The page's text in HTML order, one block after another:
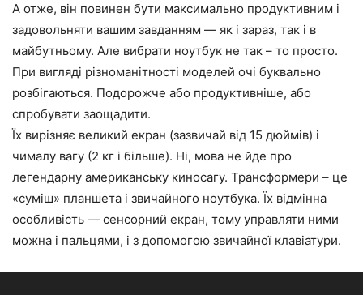
А отже, він повинен бути максимально продуктивним і
задовольняти вашим завданням — як і зараз, так і в
майбутньому. Але вибрати ноутбук не так – то просто.
При вигляді різноманітності моделей очі буквально
розбігаються. Подорожче або продуктивніше, або
спробувати заощадити.
Їх вирізняє великий екран (зазвичай від 15 дюймів) і
чималу вагу (2 кг і більше). Ні, мова не йде про
легендарну американську киносагу. Трансформери – це
«суміш» планшета і звичайного ноутбука. Їх відмінна
особливість — сенсорний екран, тому управляти ними
можна і пальцями, і з допомогою звичайної клавіатури.